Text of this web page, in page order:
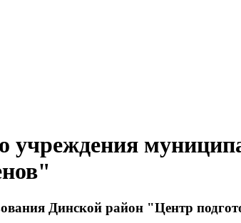
учреждения
Динской район "Центр